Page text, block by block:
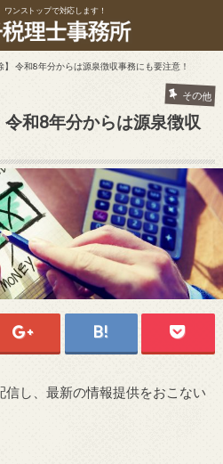
ンストップで対応します！
】 令和8年分からは源泉徴収事務にも要注意！
その他
令和8年分からは源泉徴収
し、最新の情報提供をおこない